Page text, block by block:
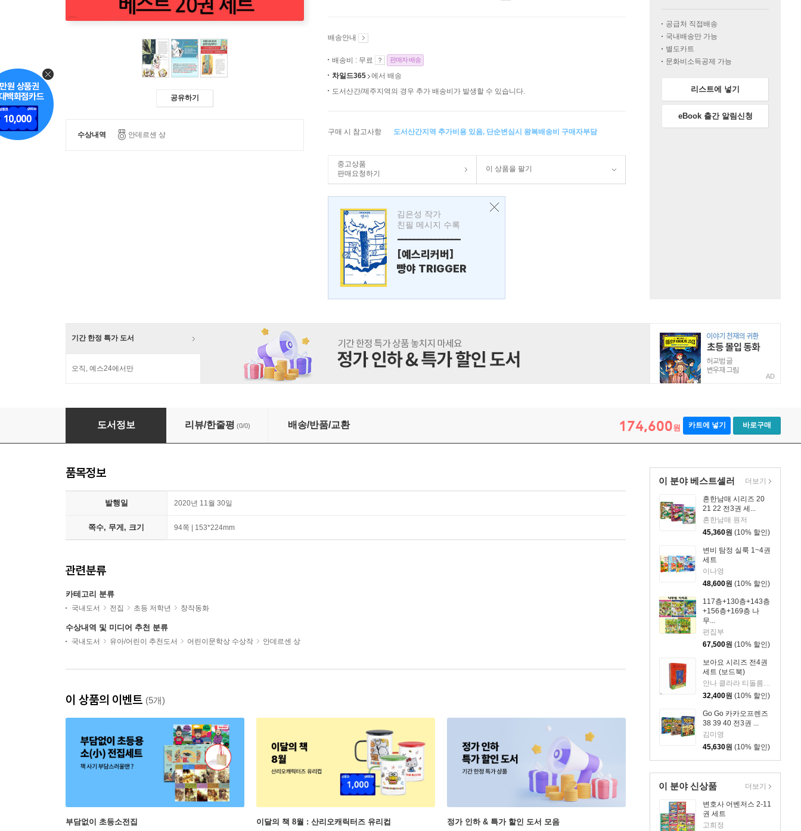
공유하기
수상내역 안데르센 상
배송안내
배송비 : 무료 판매자 배송
차일드365
에서 배송
도서산간/제주지역의 경우 추가 배송비가 발생할 수 있습니다.
구매 시 참고사항 도서산간지역 추가비용 있음, 단순변심시 왕복배송비 구매자부담
중고상품
판매요청하기
이 상품을 팔기
김은성 작가
친필 메시지 수록
---------------
[예스리커버]
빵야 TRIGGER
공급처 직접배송
국내배송만 가능
별도카트
문화비소득공제 가능
리스트에 넣기
eBook 출간 알림신청
기간 한정 특가 도서
오직, 예스24에서만
AD
논장 초등 저학년 동화는 내 친구 베스트 20권세트/상품권5천
도서정보 리뷰/한줄평 (0/0) 배송/반품/교환 174,600원 카트에 넣기 바로구매
이 분야 베스트셀러
흔한남매 시리즈 20
21 22 전3권 세...
흔한남매 원저
45,360원 (10% 할인)
변비 탐정 실룩 1~4권
세트
이나영
48,600원 (10% 할인)
117층+130층+143층
+156층+169층 나
무...
편집부
67,500원 (10% 할인)
보아요 시리즈 전4권
세트 (보드북)
안나 클라라 티돌름 글,그림 외
32,400원 (10% 할인)
Go Go 카카오프렌즈
38 39 40 전3권 ...
김미영
45,630원 (10% 할인)
더보기
이 분야 신상품
변호사 어벤저스 2-11
권 세트
고희정
더보기
품목정보
발행일 2020년 11월 30일
쪽수, 무게, 크기 94쪽 | 153*224mm
관련분류
카테고리 분류
국내도서 전집 초등 저학년 창작동화
수상내역 및 미디어 추천 분류
국내도서 유아/어린이 추천도서 어린이문학상 수상작 안데르센 상
이 상품의 이벤트 (5개)
부담없이 초등소전집 이달의 책 8월 : 산리오캐릭터즈 유리컵 정가 인하 & 특가 할인 도서 모음